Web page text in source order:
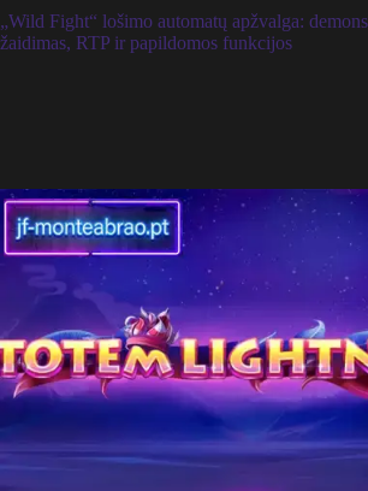
„Wild Fight“ lošimo automatų apžvalga:
žaidimas, RTP ir papildomos funkcijos